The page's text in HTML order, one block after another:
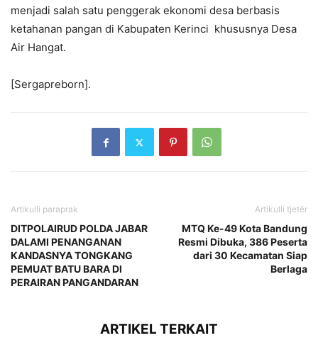
menjadi salah satu penggerak ekonomi desa berbasis
ketahanan pangan di Kabupaten Kerinci khususnya Desa
Air Hangat.
[Sergapreborn].
Artikulli paraprak
DITPOLAIRUD POLDA JABAR
DALAMI PENANGANAN
KANDASNYA TONGKANG
PEMUAT BATU BARA DI
PERAIRAN PANGANDARAN
Artikulli tjetër
MTQ Ke-49 Kota Bandung
Resmi Dibuka, 386 Peserta
dari 30 Kecamatan Siap
Berlaga
ARTIKEL TERKAIT